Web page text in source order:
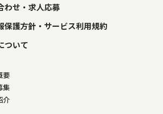
わせ・求人応募
保護方針・サービス利用規約
ついて
要
集
介